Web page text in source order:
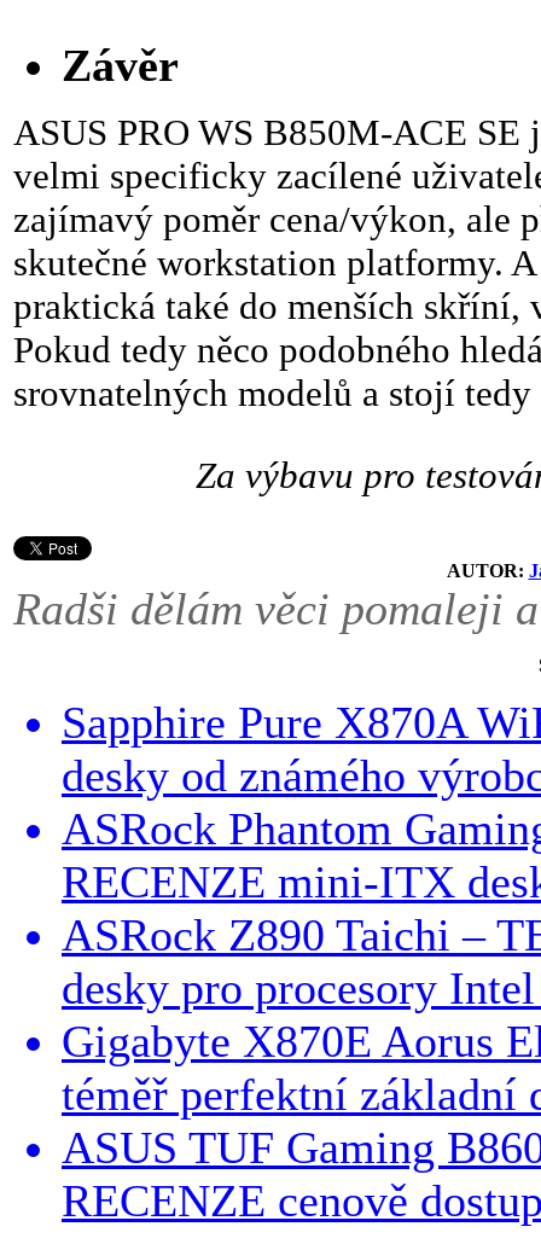
Závěr
ASUS PRO WS B850M-ACE SE
velmi specificky zacílené
zajímavý poměr cena/výkon, ale
skutečné workstation platformy.
praktická také do menších skříní,
Pokud tedy něco podobného
srovnatelných modelů a stojí tedy
Za výbavu pro
AUTOR:
Radši dělám věci pomaleji
Sapphire Pure X870A
desky od známého
ASRock Phantom
RECENZE mini-ITX
ASRock Z890 Taichi –
desky pro procesory
Gigabyte X870E Aorus
téměř perfektní základní
ASUS TUF Gaming
RECENZE cenově